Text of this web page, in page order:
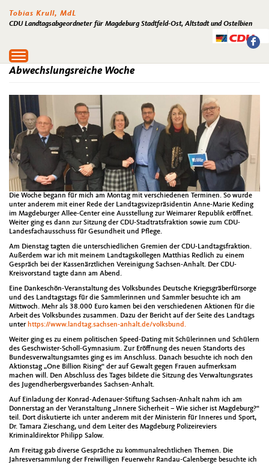
Tobias Krull, MdL
CDU Landtagsabgeordneter für Magdeburg Stadtfeld-Ost, Altstadt und Ostelbien
Toggle
navigation
Abwechslungsreiche Woche
Die Woche begann für mich am Montag mit verschiedenen Terminen. So wurde
unter anderem mit einer Rede der Landtagsvizepräsidentin Anne-Marie Keding
im Magdeburger Allee-Center eine Ausstellung zur Weimarer Republik eröffnet.
Weiter ging es dann zur Sitzung der CDU-Stadtratsfraktion sowie zum CDU-
Landesfachausschuss für Gesundheit und Pflege.
Am Dienstag tagten die unterschiedlichen Gremien der CDU-Landtagsfraktion.
Außerdem war ich mit meinem Landtagskollegen Matthias Redlich zu einem
Gespräch bei der Kassenärztlichen Vereinigung Sachsen-Anhalt. Der CDU-
Kreisvorstand tagte dann am Abend.
Eine Dankeschön-Veranstaltung des Volksbundes Deutsche Kriegsgräberfürsorge
und des Landtagstags für die Sammlerinnen und Sammler besuchte ich am
Mittwoch. Mehr als 38.000 Euro kamen bei den verschiedenen Aktionen für die
Arbeit des Volksbundes zusammen. Dazu der Bericht auf der Seite des Landtags
unter https://www.landtag.sachsen-anhalt.de/volksbund.
Weiter ging es zu einem politischen Speed-Dating mit Schülerinnen und Schülern
des Geschwister-Scholl-Gymnasium. Zur Eröffnung des neuen Standorts des
Bundesverwaltungsamtes ging es im Anschluss. Danach besuchte ich noch den
Aktionstag „One Billion Rising“ der auf Gewalt gegen Frauen aufmerksam
machen will. Den Abschluss des Tages bildete die Sitzung des Verwaltungsrates
des Jugendherbergsverbandes Sachsen-Anhalt.
Auf Einladung der Konrad-Adenauer-Stiftung Sachsen-Anhalt nahm ich am
Donnerstag an der Veranstaltung „Innere Sicherheit – Wie sicher ist Magdeburg?“
teil. Dort diskutierte ich unter anderem mit der Ministerin für Inneres und Sport,
Dr. Tamara Zieschang, und dem Leiter des Magdeburg Polizeireviers
Kriminaldirektor Philipp Salow.
Am Freitag gab diverse Gespräche zu kommunalrechtlichen Themen. Die
Jahresversammlung der Freiwilligen Feuerwehr Randau-Calenberge besuchte ich